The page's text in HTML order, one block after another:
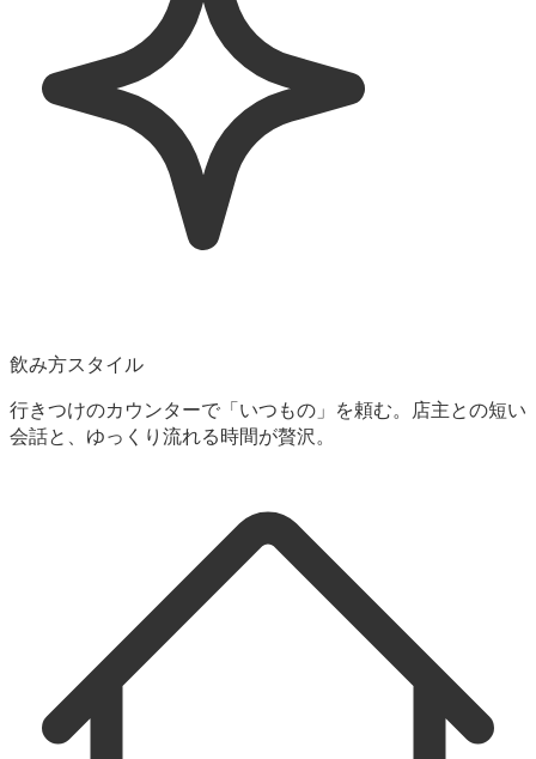
飲み方スタイル
行きつけのカウンターで「いつもの」を頼む。店主との短い
会話と、ゆっくり流れる時間が贅沢。